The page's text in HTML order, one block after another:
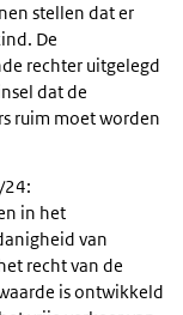
stellen dat er
De
rechter uitgelegd
dat de
ruim moet worden
24:
in het
van
recht van de
is ontwikkeld